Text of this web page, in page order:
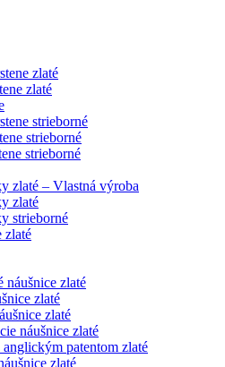
zlaté
zlaté
strieborné
strieborné
strieborné
zlaté – Vlastná výroba
zlaté
strieborné
zlaté
náušnice zlaté
zlaté
zlaté
náušnice zlaté
anglickým patentom zlaté
zlaté